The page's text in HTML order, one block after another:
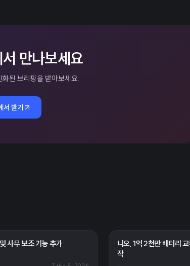
만나보세요
된 브리핑을 받아보세요.
받기
사무 보조 기능 추가
니오, 1억 2천만 배터리
작